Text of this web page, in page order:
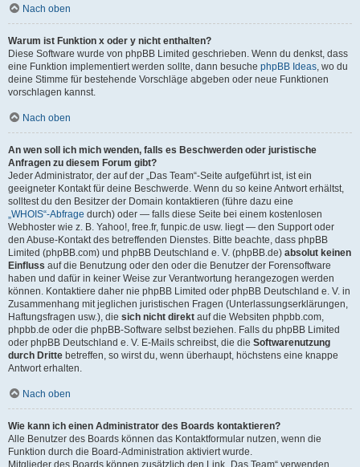
Nach oben
Warum ist Funktion x oder y nicht enthalten?
Diese Software wurde von phpBB Limited geschrieben. Wenn du denkst, dass
eine Funktion implementiert werden sollte, dann besuche phpBB Ideas, wo du
deine Stimme für bestehende Vorschläge abgeben oder neue Funktionen
vorschlagen kannst.
Nach oben
An wen soll ich mich wenden, falls es Beschwerden oder juristische
Anfragen zu diesem Forum gibt?
Jeder Administrator, der auf der „Das Team“-Seite aufgeführt ist, ist ein
geeigneter Kontakt für deine Beschwerde. Wenn du so keine Antwort erhältst,
solltest du den Besitzer der Domain kontaktieren (führe dazu eine
„WHOIS“-Abfrage durch) oder — falls diese Seite bei einem kostenlosen
Webhoster wie z. B. Yahoo!, free.fr, funpic.de usw. liegt — den Support oder
den Abuse-Kontakt des betreffenden Dienstes. Bitte beachte, dass phpBB
Limited (phpBB.com) und phpBB Deutschland e. V. (phpBB.de) absolut keinen
Einfluss auf die Benutzung oder den oder die Benutzer der Forensoftware
haben und dafür in keiner Weise zur Verantwortung herangezogen werden
können. Kontaktiere daher nie phpBB Limited oder phpBB Deutschland e. V. in
Zusammenhang mit jeglichen juristischen Fragen (Unterlassungserklärungen,
Haftungsfragen usw.), die sich nicht direkt auf die Websiten phpbb.com,
phpbb.de oder die phpBB-Software selbst beziehen. Falls du phpBB Limited
oder phpBB Deutschland e. V. E-Mails schreibst, die die Softwarenutzung
durch Dritte betreffen, so wirst du, wenn überhaupt, höchstens eine knappe
Antwort erhalten.
Nach oben
Wie kann ich einen Administrator des Boards kontaktieren?
Alle Benutzer des Boards können das Kontaktformular nutzen, wenn die
Funktion durch die Board-Administration aktiviert wurde.
Mitglieder des Boards können zusätzlich den Link „Das Team“ verwenden.